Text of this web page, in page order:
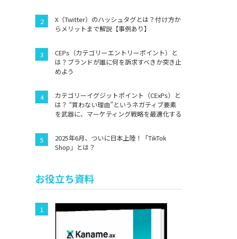
X（Twitter）のハッシュタグとは？付け方か
らメリットまで解説【事例あり】
CEPs（カテゴリーエントリーポイント）と
は？ブランドが誰に何を訴求すべきか突き止
めよう
カテゴリーイグジットポイント（CExPs）と
は？ “買わない理由”というネガティブ要素
を武器に、マーケティング戦略を最適化する
2025年6月、ついに日本上陸！「TikTok
Shop」とは？
お役立ち資料